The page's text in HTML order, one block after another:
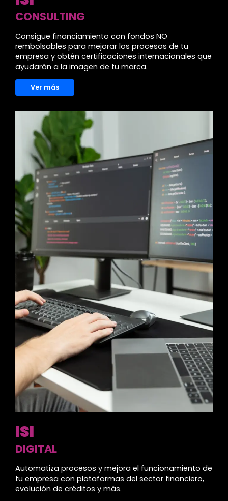
CONSULTING
Consigue financiamiento con fondos NO
rembolsables para mejorar los procesos de tu
empresa y obtén certificaciones internacionales que
ayudarán a la imagen de tu marca.
Ver más
ISI
DIGITAL
Automatiza procesos y mejora el funcionamiento de
tu empresa con plataformas del sector financiero,
evolución de créditos y más.